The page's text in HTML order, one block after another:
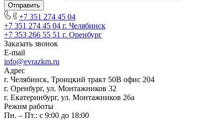
+7 351 274 45 04
+7 351 274 45 04 г. Челябинск
+7 353 266 55 51 г. Оренбург
Заказать звонок
E-mail
info@evrazkm.ru
Адрес
г. Челябинск, Троицкий тракт 50В офис 204
г. Оренбург, ул. Монтажников 32
г. Екатеринбург, ул. Монтажников 26а
Режим работы
Пн. – Пт.: с 9:00 до 18:00